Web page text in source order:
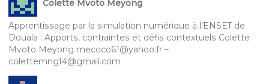
Colette Mvoto Meyong
Apprentissage par la simulation numérique à l’ENSET de
Douala : Apports, contraintes et défis contextuels Colette
Mvoto Meyong mecoco61@yahoo.fr –
colettemng14@gmail.com